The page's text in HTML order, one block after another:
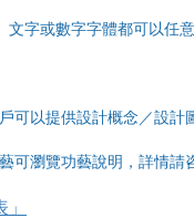
文字或數字字體都可以任
可以提供設計概念／設計
可瀏覽功藝說明，詳情請